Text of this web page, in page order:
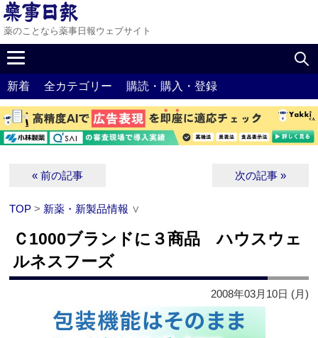
薬のことなら薬事日報ウェブサイト
新着 全カテゴリー 購読・購入・登録
« 前の記事 次の記事 »
TOP > 新薬・新製品情報 ∨
Ｃ1000ブランドに３商品 ハウスウェ
ルネスフーズ
2008年03月10日 (月)